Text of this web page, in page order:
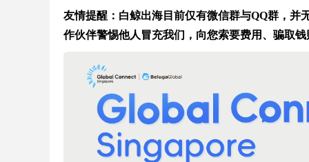
友情提醒：白鲸出海目前仅有微信群与QQ群，并
作伙伴警惕他人冒充我们，向您索要费用、骗取钱